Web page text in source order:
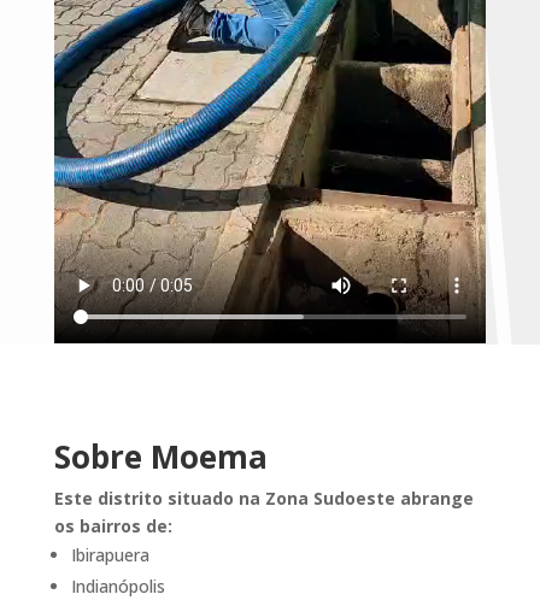
Sobre Moema
Este distrito situado na Zona Sudoeste abrange
os bairros de:
Ibirapuera
Indianópolis